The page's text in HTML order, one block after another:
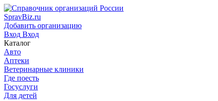
SpravBiz.ru
Добавить организацию
Вход Вход
Каталог
Авто
Аптеки
Ветеринарные клиники
Где поесть
Госуслуги
Для детей